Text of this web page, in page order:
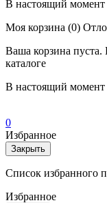
В настоящий момент
Моя корзина (0)
Ваша корзина
каталоге
В настоящий момент
0
Избранное
Закрыть
Список избранного
Избранное